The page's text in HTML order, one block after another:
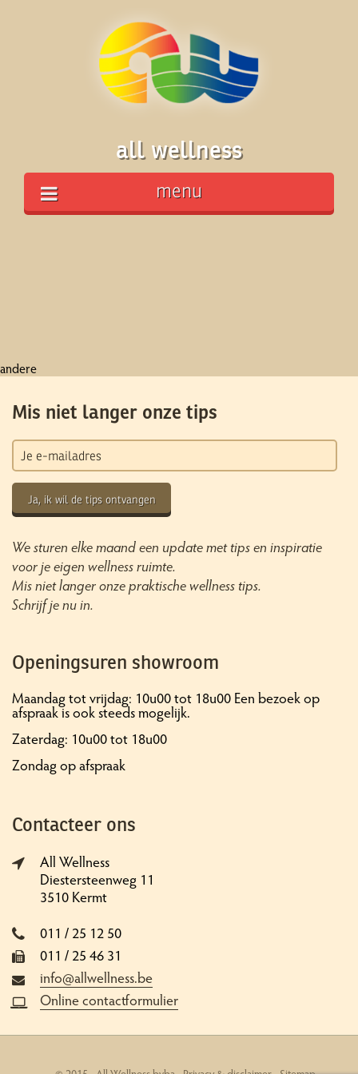
all wellness
menu
andere
Mis niet langer onze tips
Ja, ik wil de tips ontvangen
We sturen elke maand een update met tips en inspiratie
voor je eigen wellness ruimte.
Mis niet langer onze praktische wellness tips.
Schrijf je nu in.
Openingsuren showroom
Maandag tot vrijdag: 10u00 tot 18u00 Een bezoek op
afspraak is ook steeds mogelijk.
Zaterdag: 10u00 tot 18u00
Zondag op afspraak
Contacteer ons
All Wellness
Diestersteenweg 11
3510 Kermt
011 / 25 12 50
011 / 25 46 31
info@allwellness.be
Online contactformulier